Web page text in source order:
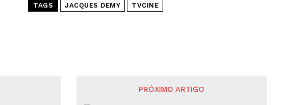
TAGS JACQUES DEMY TVCINE
PRÓXIMO ARTIGO